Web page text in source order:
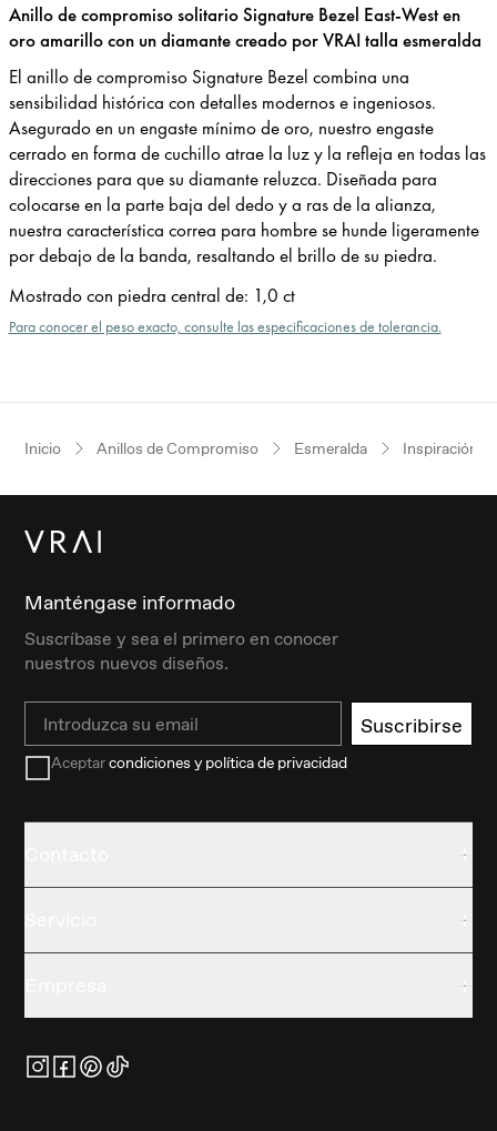
Anillo de compromiso solitario Signature Bezel East-West en
oro amarillo con un diamante creado por VRAI talla esmeralda
El anillo de compromiso Signature Bezel combina una
sensibilidad histórica con detalles modernos e ingeniosos.
Asegurado en un engaste mí­nimo de oro, nuestro engaste
cerrado en forma de cuchillo atrae la luz y la refleja en todas las
direcciones para que su diamante reluzca. Diseñada para
colocarse en la parte baja del dedo y a ras de la alianza,
nuestra caracterí­stica correa para hombre se hunde ligeramente
por debajo de la banda, resaltando el brillo de su piedra.
Mostrado con piedra central de: 1,0 ct
Para conocer el peso exacto, consulte las especificaciones de tolerancia.
Inicio Anillos de Compromiso Esmeralda Inspiración
Manténgase informado
Suscríbase y sea el primero en conocer
nuestros nuevos diseños.
Email Suscribirse
Aceptarcondiciones y política de privacidad